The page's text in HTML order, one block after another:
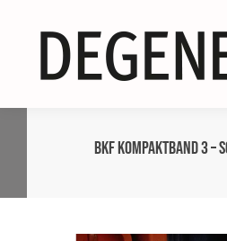
BKF Kompaktband 3